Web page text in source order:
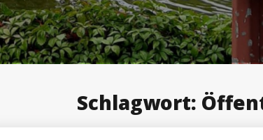
Schlagwort: